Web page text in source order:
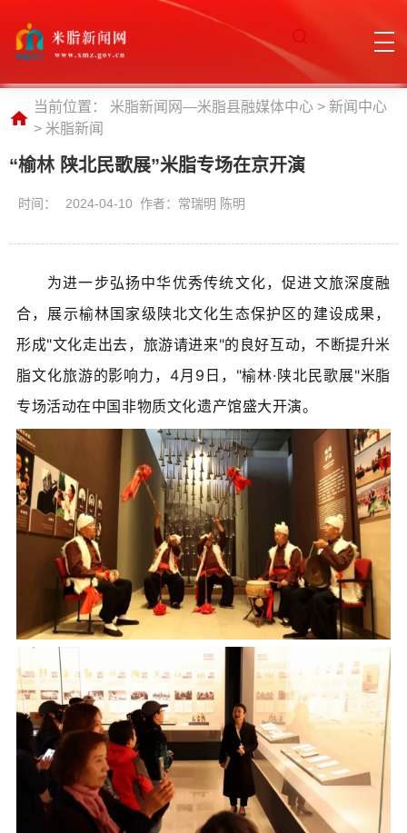
当前位置： 米脂新闻网—米脂县融媒体中心 > 新闻中心
> 米脂新闻
“榆林 陕北民歌展”米脂专场在京开演
时间： 2024-04-10 作者：常瑞明 陈明
为进一步弘扬中华优秀传统文化，促进文旅深度融
合，展示榆林国家级陕北文化生态保护区的建设成果，
形成"文化走出去，旅游请进来"的良好互动，不断提升米
脂文化旅游的影响力，4月9日，"榆林·陕北民歌展"米脂
专场活动在中国非物质文化遗产馆盛大开演。